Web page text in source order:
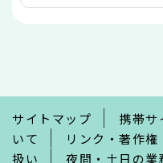
で
サイトマップ 携帯サ
いて
リンク・著作
扱い
夜間・土日の業